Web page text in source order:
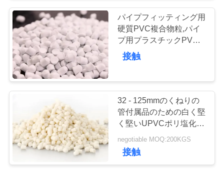
工
場
旅
行
質
管
理
パイプフィッティング用
硬質PVC複合物粒,パイ
プ用プラスチックPVC
複合物
接触
32 - 125mmのくねりの
管付属品のための白く堅
く堅いUPVCポリ塩化ビ
ニールの混合の微粒
negotiable MOQ:200KGS
接触